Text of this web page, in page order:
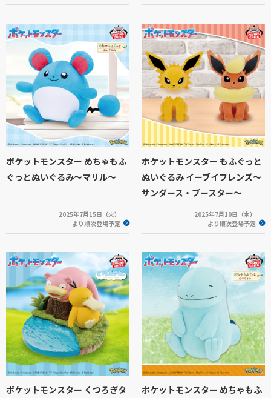
ポケットモンスター めちゃもふ
ぐっとぬいぐるみ～マリル～
2025年7月15日（火）
より順次登場予定
ポケットモンスター もふぐっと
ぬいぐるみ イーブイフレンズ～
サンダース・ブースター～
2025年7月10日（木）
より順次登場予定
ポケットモンスター くつろぎタ
ポケットモンスター めちゃもふ